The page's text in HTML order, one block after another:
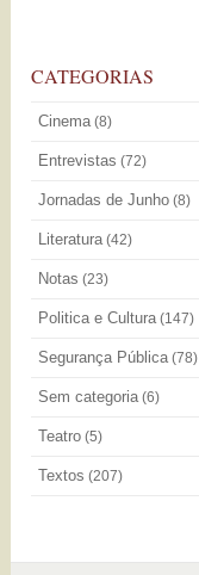
CATEGORIAS
Cinema (8)
Entrevistas (72)
Jornadas de Junho (8)
Literatura (42)
Notas (23)
Politica e Cultura (147)
Segurança Pública (78)
Sem categoria (6)
Teatro (5)
Textos (207)